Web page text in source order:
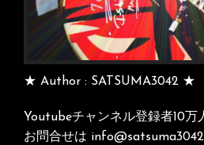
★ Author : SATSUMA3042 ★
Youtubeチャンネル登録者10万
お問合せは